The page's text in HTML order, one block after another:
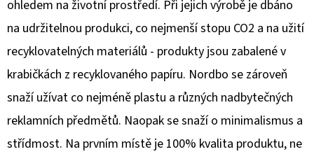
ohledem na životní prostředí. Při jejich výrobě je dbáno
na udržitelnou produkci, co nejmenší stopu CO2 a na užití
recyklovatelných materiálů - produkty jsou zabalené v
krabičkách z recyklovaného papíru. Nordbo se zároveň
snaží užívat co nejméně plastu a různých nadbytečných
reklamních předmětů. Naopak se snaží o minimalismus a
střídmost. Na prvním místě je 100% kvalita produktu, ne